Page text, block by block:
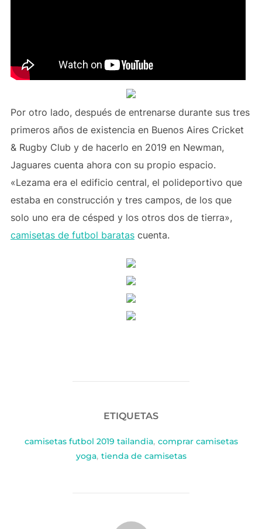
Por otro lado, después de entrenarse durante sus tres
primeros años de existencia en Buenos Aires Cricket
& Rugby Club y de hacerlo en 2019 en Newman,
Jaguares cuenta ahora con su propio espacio.
«Lezama era el edificio central, el polideportivo que
estaba en construcción y tres campos, de los que
solo uno era de césped y los otros dos de tierra»,
camisetas de futbol baratascuenta.
ETIQUETAS
camisetas futbol 2019 tailandia, comprar camisetas
yoga, tienda de camisetas